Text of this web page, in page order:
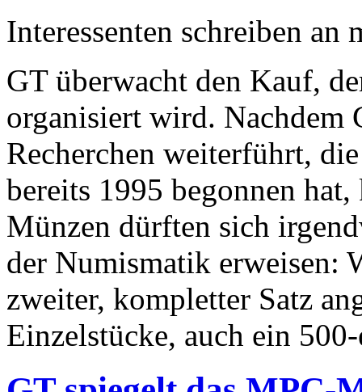
Interessenten schreiben
GT überwacht den Kauf,
organisiert wird. Nachdem
Recherchen weiterführt,
bereits 1995 begonnen
Münzen dürften sich
der Numismatik erweisen:
zweiter, kompletter Satz
Einzelstücke, auch ein